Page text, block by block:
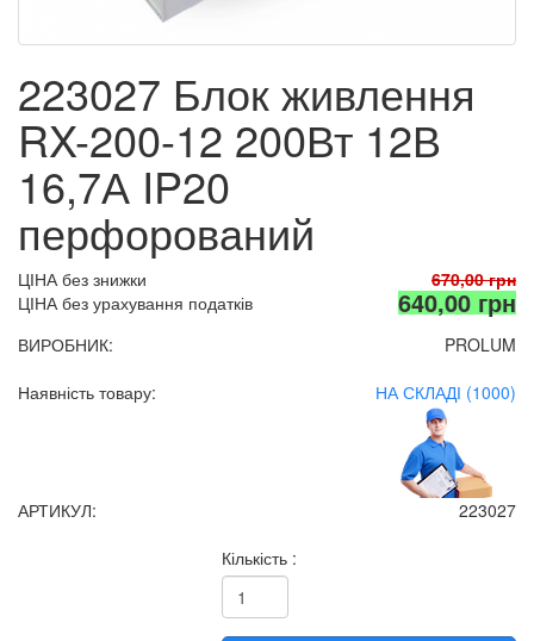
223027 Блок живлення
RX-200-12 200Вт 12В
16,7А IP20
перфорований
ЦІНА без знижки
670,00 грн
ЦІНА без урахування податків
640,00 грн
ВИРОБНИК:
PROLUM
Наявність товару:
НА СКЛАДІ (1000)
АРТИКУЛ:
223027
Кількість :